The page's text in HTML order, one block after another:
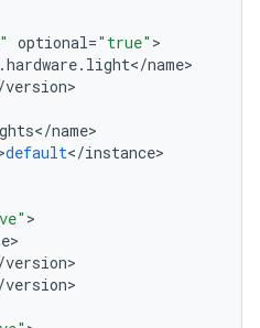
optional="true" >
.hardware. light</name>
/version>
</name>
default</instance>
>
>
/version>
/version>